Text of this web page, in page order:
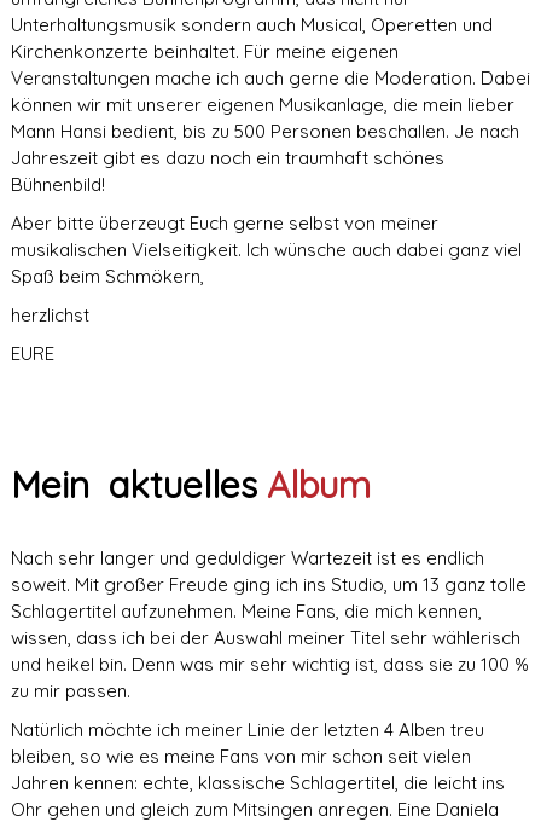
Unterhaltungsmusik sondern auch Musical, Operetten und
Kirchenkonzerte beinhaltet. Für meine eigenen
Veranstaltungen mache ich auch gerne die Moderation. Dabei
können wir mit unserer eigenen Musikanlage, die mein lieber
Mann Hansi bedient, bis zu 500 Personen beschallen. Je nach
Jahreszeit gibt es dazu noch ein traumhaft schönes
Bühnenbild!
Aber bitte überzeugt Euch gerne selbst von meiner
musikalischen Vielseitigkeit. Ich wünsche auch dabei ganz viel
Spaß beim Schmökern,
herzlichst
EURE
Mein aktuelles Album
Nach sehr langer und geduldiger Wartezeit ist es endlich
soweit. Mit großer Freude ging ich ins Studio, um 13 ganz tolle
Schlagertitel aufzunehmen. Meine Fans, die mich kennen,
wissen, dass ich bei der Auswahl meiner Titel sehr wählerisch
und heikel bin. Denn was mir sehr wichtig ist, dass sie zu 100 %
zu mir passen.
Natürlich möchte ich meiner Linie der letzten 4 Alben treu
bleiben, so wie es meine Fans von mir schon seit vielen
Jahren kennen: echte, klassische Schlagertitel, die leicht ins
Ohr gehen und gleich zum Mitsingen anregen. Eine Daniela